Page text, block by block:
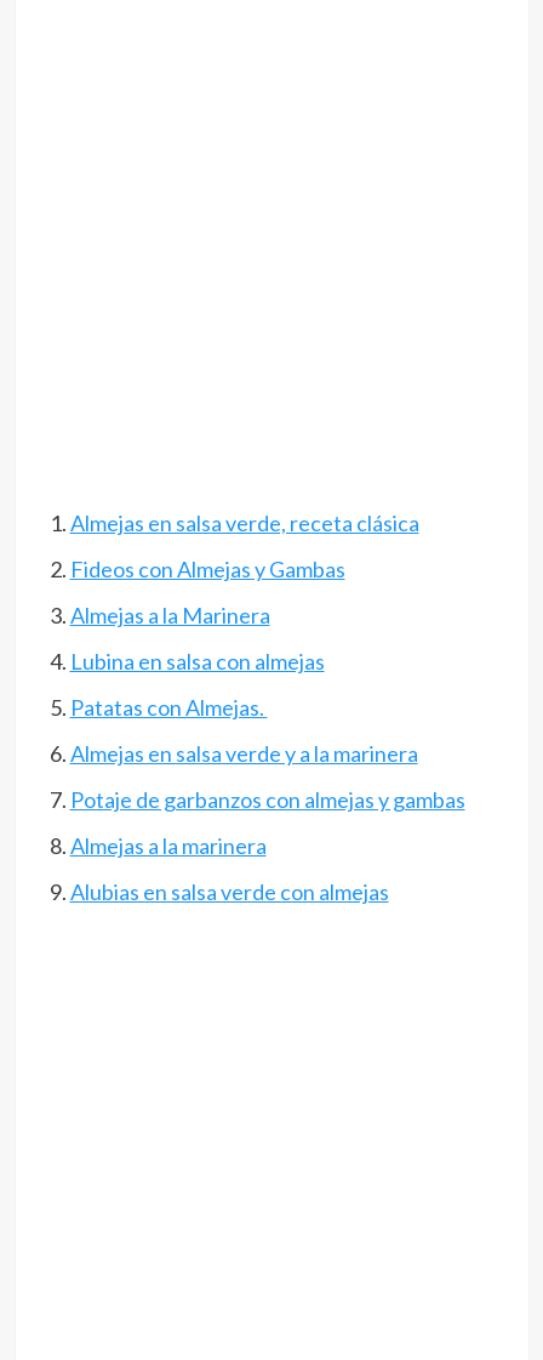
Almejas en salsa verde, receta clásica
Fideos con Almejas y Gambas
Almejas a la Marinera
Lubina en salsa con almejas
Patatas con Almejas.
Almejas en salsa verde y a la marinera
Potaje de garbanzos con almejas y gambas
Almejas a la marinera
Alubias en salsa verde con almejas